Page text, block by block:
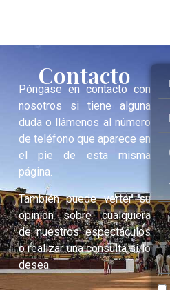
Contacto
Póngase en contacto con
nosotros si tiene alguna
duda o llámenos al número
de teléfono que aparece en
el pie de esta misma
página.
También puede verter su
opinión sobre cualquiera
de nuestros espectáculos
o realizar una consulta si lo
desea.